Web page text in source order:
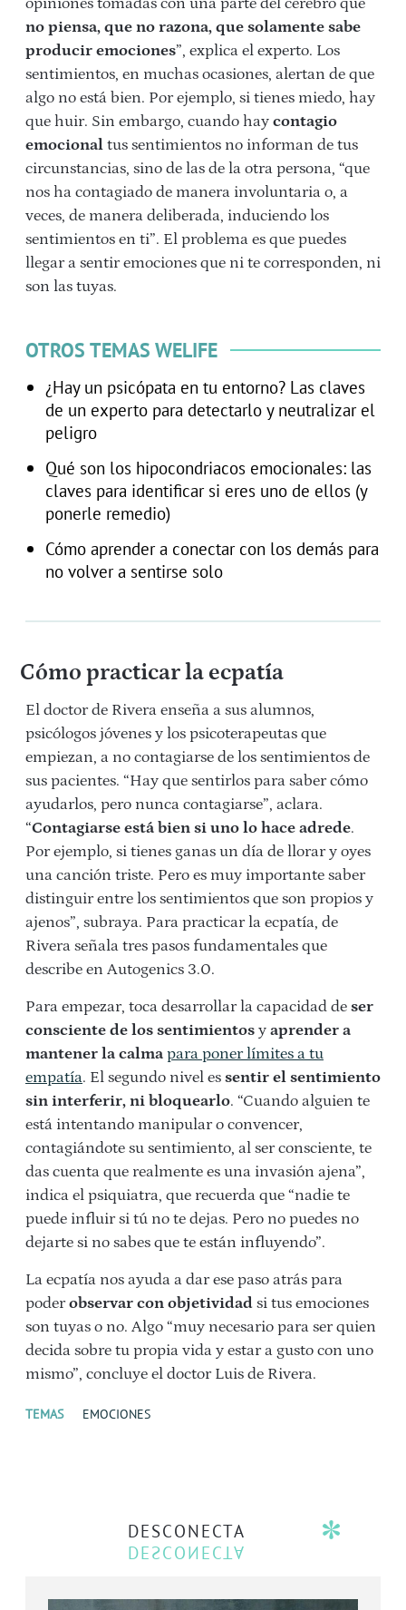
opiniones tomadas con una parte del cerebro que
no piensa, que no razona, que solamente sabe
producir emociones”, explica el experto. Los
sentimientos, en muchas ocasiones, alertan de que
algo no está bien. Por ejemplo, si tienes miedo, hay
que huir. Sin embargo, cuando hay contagio
emocional tus sentimientos no informan de tus
circunstancias, sino de las de la otra persona, “que
nos ha contagiado de manera involuntaria o, a
veces, de manera deliberada, induciendo los
sentimientos en ti”. El problema es que puedes
llegar a sentir emociones que ni te corresponden, ni
son las tuyas.
OTROS TEMAS WELIFE
¿Hay un psicópata en tu entorno? Las claves
de un experto para detectarlo y neutralizar el
peligro
Qué son los hipocondriacos emocionales: las
claves para identificar si eres uno de ellos (y
ponerle remedio)
Cómo aprender a conectar con los demás para
no volver a sentirse solo
Cómo practicar la ecpatía
El doctor de Rivera enseña a sus alumnos,
psicólogos jóvenes y los psicoterapeutas que
empiezan, a no contagiarse de los sentimientos de
sus pacientes. “Hay que sentirlos para saber cómo
ayudarlos, pero nunca contagiarse”, aclara.
“Contagiarse está bien si uno lo hace adrede.
Por ejemplo, si tienes ganas un día de llorar y oyes
una canción triste. Pero es muy importante saber
distinguir entre los sentimientos que son propios y
ajenos”, subraya. Para practicar la ecpatía, de
Rivera señala tres pasos fundamentales que
describe en Autogenics 3.0.
Para empezar, toca desarrollar la capacidad de ser
consciente de los sentimientos y aprender a
mantener la calma para poner límites a tu
empatía. El segundo nivel es sentir el sentimiento
sin interferir, ni bloquearlo. “Cuando alguien te
está intentando manipular o convencer,
contagiándote su sentimiento, al ser consciente, te
das cuenta que realmente es una invasión ajena”,
indica el psiquiatra, que recuerda que “nadie te
puede influir si tú no te dejas. Pero no puedes no
dejarte si no sabes que te están influyendo”.
La ecpatía nos ayuda a dar ese paso atrás para
poderobservar con objetividad si tus emociones
son tuyas o no. Algo “muy necesario para ser quien
decida sobre tu propia vida y estar a gusto con uno
mismo”, concluye el doctor Luis de Rivera.
TEMAS EMOCIONES
DESCONECTA